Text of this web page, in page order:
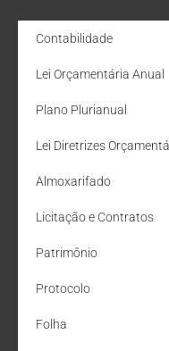
Contabilidade
Lei Orçamentária Anual
Plano Plurianual
Lei Diretrizes
Almoxarifado
Licitação e Contratos
Patrimônio
Protocolo
Folha